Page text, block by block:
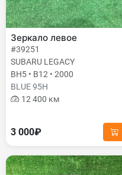
Зеркало левое
#39251
SUBARU LEGACY
BH5 • B12 • 2000
BLUE 95H
12 400 км
3 000₽